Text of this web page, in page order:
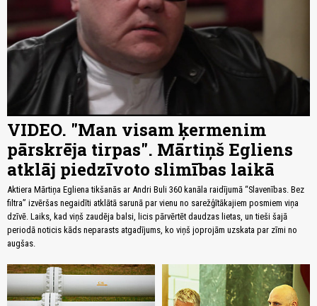
VIDEO. "Man visam ķermenim
pārskrēja tirpas". Mārtiņš Egliens
atklāj piedzīvoto slimības laikā
Aktiera Mārtiņa Egliena tikšanās ar Andri Buli 360 kanāla raidījumā “Slavenības. Bez
filtra” izvēršas negaidīti atklātā sarunā par vienu no sarežģītākajiem posmiem viņa
dzīvē. Laiks, kad viņš zaudēja balsi, licis pārvērtēt daudzas lietas, un tieši šajā
periodā noticis kāds neparasts atgadījums, ko viņš joprojām uzskata par zīmi no
augšas.